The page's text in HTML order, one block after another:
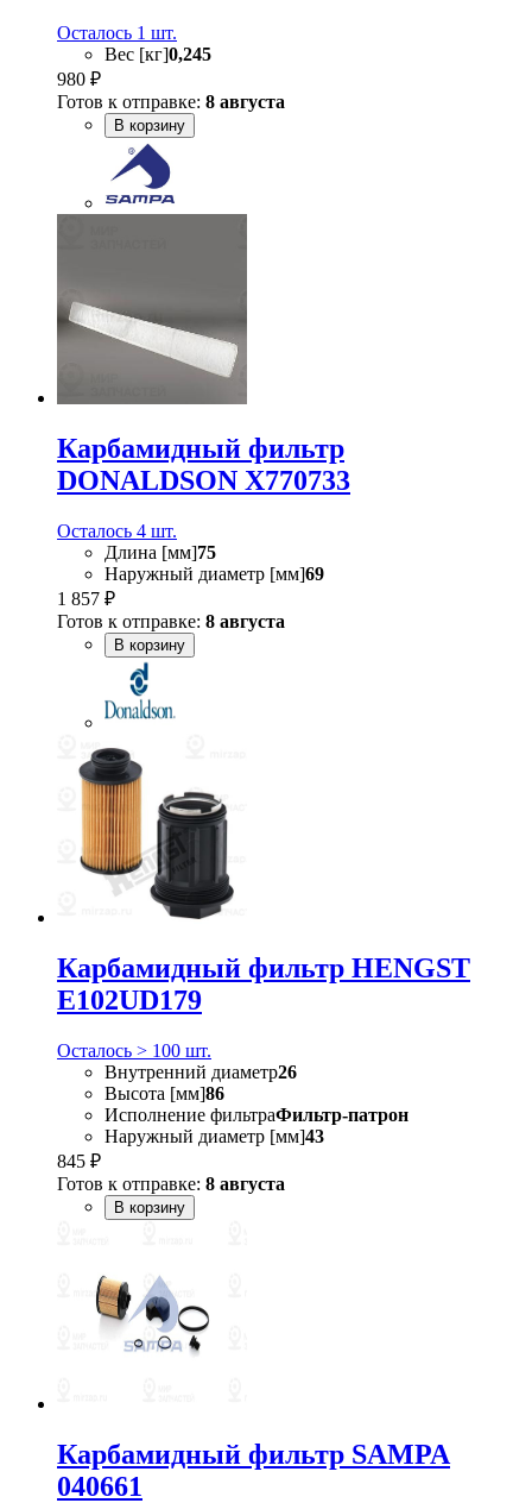
Осталось 1 шт.
Вес [кг]0,245
980 ₽
Готов к отправке: 8 августа
В корзину
Карбамидный фильтр
DONALDSON X770733
Осталось 4 шт.
Длина [мм]75
Наружный диаметр [мм]69
1 857 ₽
Готов к отправке: 8 августа
В корзину
Карбамидный фильтр HENGST
E102UD179
Осталось > 100 шт.
Внутренний диаметр26
Высота [мм]86
Исполнение фильтраФильтр-патрон
Наружный диаметр [мм]43
845 ₽
Готов к отправке: 8 августа
В корзину
Карбамидный фильтр SAMPA
040661